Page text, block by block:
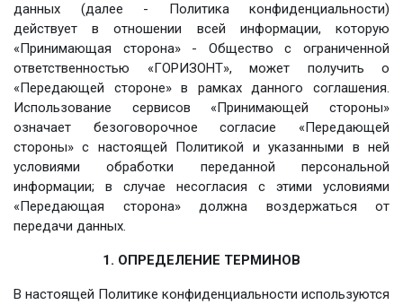
данных (далее - Политика конфиденциальности)
действует в отношении всей информации, которую
«Принимающая сторона» - Общество с ограниченной
ответственностью «ГОРИЗОНТ», может получить о
«Передающей стороне» в рамках данного соглашения.
Использование сервисов «Принимающей стороны»
означает безоговорочное согласие «Передающей
стороны» с настоящей Политикой и указанными в ней
условиями обработки переданной персональной
информации; в случае несогласия с этими условиями
«Передающая сторона» должна воздержаться от
передачи данных.
1. ОПРЕДЕЛЕНИЕ ТЕРМИНОВ
В настоящей Политике конфиденциальности используются